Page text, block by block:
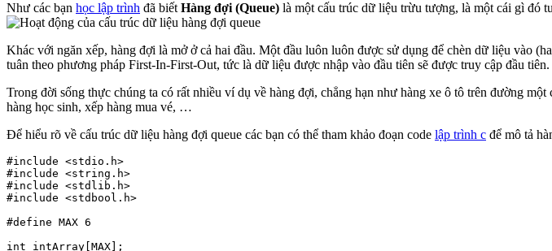
Như các bạn học lập trình đã biết Hàng đợi (Queue) là một cấu trúc dữ liệu trừu tượng, là một cái gì đó
Khác với ngăn xếp, hàng đợi là mở ở cả hai đầu. Một đầu luôn luôn được sử dụng để chèn dữ liệu vào
tuân theo phương pháp First-In-First-Out, tức là dữ liệu được nhập vào đầu tiên sẽ được truy cập đầu tiên.
Trong đời sống thực chúng ta có rất nhiều ví dụ về hàng đợi, chẳng hạn như hàng xe ô tô trên đường
hàng học sinh, xếp hàng mua vé, …
Để hiểu rõ về cấu trúc dữ liệu hàng đợi queue các bạn có thể tham khảo đoạn code lập trình c để mô tả
#include <stdio.h>
#include <string.h>
#include <stdlib.h>
#include <stdbool.h>
#define MAX 6
int intArray[MAX];